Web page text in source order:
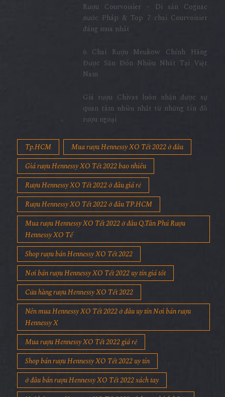
Rượu Courvoisier – Di sản Cognac
nước Pháp & Top 7 chai Courvoisier
6 Chai Rượu Meukow Chính Hãng
Được Săn Đón Nhiều Nhất Tại Việt
Giá rượu Chivas luôn nhận được sự
quan tâm nhiều nhất từ những tín đồ
Tp.HCM
Mua rượu Hennessy XO Tết 2022 ở đâu
Giá rượu Hennessy XO Tết 2022 bao nhiêu
Rượu Hennessy XO Tết 2022 ở đâu giá rẻ
Rượu Hennessy XO Tết 2022 ở đâu TP.HCM
Mua rượu Hennessy XO Tết 2022 ở đâu Q.Tân Phú Rượu
Hennessy XO Tế
Shop rượu bán Hennessy XO Tết 2022
Nơi bán rượu Hennessy XO Tết 2022 uy tín giá tốt
Cửa hàng rượu Hennessy XO Tết 2022
Nên mua Hennessy XO Tết 2022 ở đâu uy tín Nơi bán rượu
Hennessy X
Mua rượu Hennessy XO Tết 2022 giá rẻ
Shop bán rượu Hennessy XO Tết 2022 uy tín
ở đâu bán rượu Hennessy XO Tết 2022 xách tay